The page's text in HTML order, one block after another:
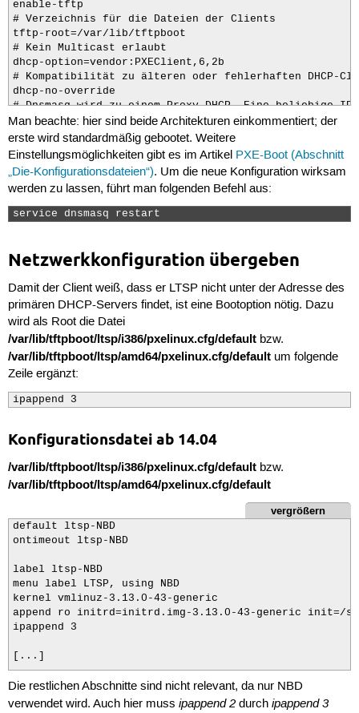
enable-tftp
# Verzeichnis für die Dateien der Clients
tftp-root=/var/lib/tftpboot
# Kein Multicast erlaubt
dhcp-option=vendor:PXEClient,6,2b
# Kompatibilität zu älteren oder fehlerhaften DHCP-
dhcp-no-override
# Dnsmasq wird zu einem Proxy-DHCP. Eine beliebige
dhcp-range=192.168.178.80,proxy
# Ein PXE-Menü wird benötigt, sonst funktioniert
pxe-prompt="F8 druecken fuer Bootoptionen", 3
# Eintrag für Netzwerkboot
pxe-service=X86PC, "Netzwerkboot i386", /ltsp/i386/
pxe-service=X86PC, "Netzwerkboot amd64", /ltsp/amd64/
# Netzwerkboot abbrechen
pxe-service=X86PC, "Lokale Festplatte", 0
Man beachte: hier sind beide Architekturen einkommentiert; der
erste wird standardmäßig gebootet. Weitere
Einstellungsmöglichkeiten gibt es im Artikel PXE-Boot (Abschnitt
„Die-Konfigurationsdateien“). Um die neue Konfiguration wirksam
werden zu lassen, führt man folgenden Befehl aus:
service dnsmasq restart
Netzwerkkonfiguration übergeben
Damit der Client weiß, dass er LTSP nicht unter der Adresse des
primären DHCP-Servers findet, ist eine Bootoption nötig. Dazu
wird als Root die Datei
/var/lib/tftpboot/ltsp/i386/pxelinux.cfg/defaultbzw.
/var/lib/tftpboot/ltsp/amd64/pxelinux.cfg/defaultum folgende
Zeile ergänzt:
ipappend 3
Konfigurationsdatei ab 14.04
/var/lib/tftpboot/ltsp/i386/pxelinux.cfg/defaultbzw.
/var/lib/tftpboot/ltsp/amd64/pxelinux.cfg/default
vergrößern
default ltsp-NBD
ontimeout ltsp-NBD
label ltsp-NBD
menu label LTSP, using NBD
kernel vmlinuz-3.13.0-43-generic
append ro initrd=initrd.img-3.13.0-43-generic init=/
ipappend 3
[...]
menu begin ltsp-versions-NBD
menu label Other LTSP boot options using NBD
Die restlichen Abschnitte sind nicht relevant, da nur NBD
verwendet wird. Auch hier muss ipappend 2durch ipappend 3